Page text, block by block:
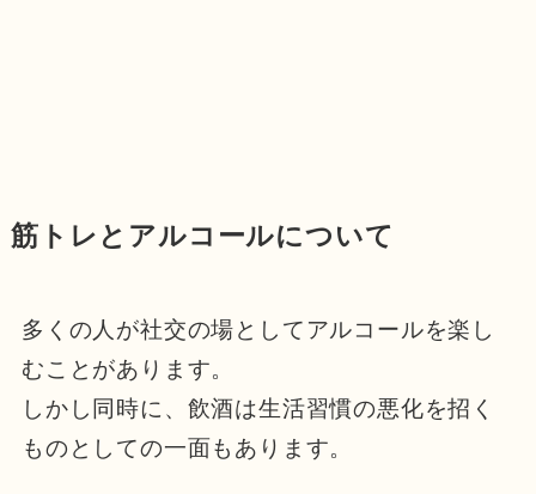
筋トレとアルコールについて
多くの人が社交の場としてアルコールを楽し
むことがあります。
しかし同時に、飲酒は生活習慣の悪化を招く
ものとしての一面もあります。